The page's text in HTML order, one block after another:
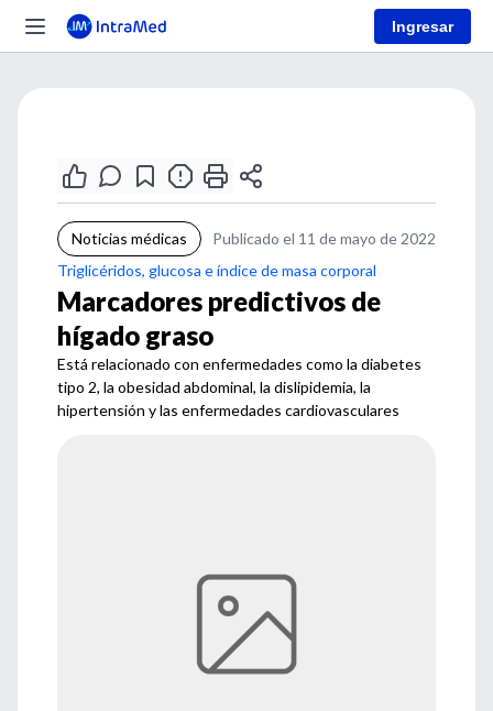
Ingresar
Noticias médicas
Publicado el 11 de mayo de 2022
Triglicéridos, glucosa e índice de masa corporal
Marcadores predictivos de
hígado graso
Está relacionado con enfermedades como la diabetes
tipo 2, la obesidad abdominal, la dislipidemia, la
hipertensión y las enfermedades cardiovasculares